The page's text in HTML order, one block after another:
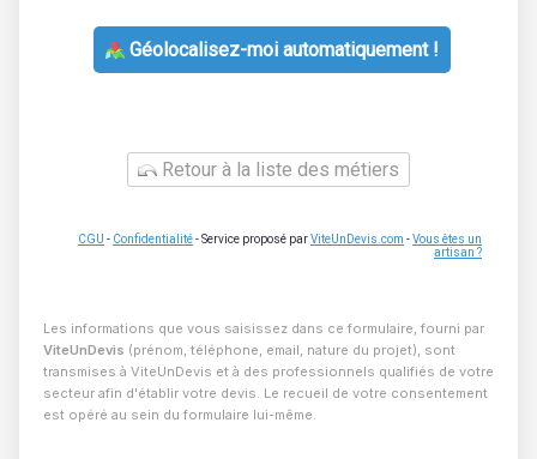
Géolocalisez-moi automatiquement !
Retour à la liste des métiers
CGU - Confidentialité- Service proposé parViteUnDevis.com -Vous êtes un
artisan ?
Les informations que vous saisissez dans ce formulaire, fourni par
ViteUnDevis (prénom, téléphone, email, nature du projet), sont
transmises à ViteUnDevis et à des professionnels qualifiés de votre
secteur afin d'établir votre devis. Le recueil de votre consentement
est opéré au sein du formulaire lui-même.